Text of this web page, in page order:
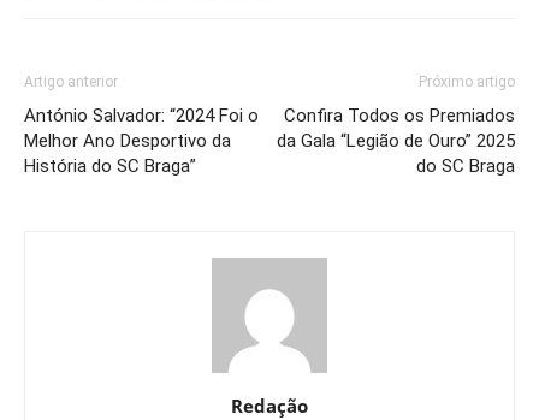
Artigo anterior
António Salvador: “2024 Foi o
Melhor Ano Desportivo da
História do SC Braga”
Próximo artigo
Confira Todos os Premiados
da Gala “Legião de Ouro” 2025
do SC Braga
Redação